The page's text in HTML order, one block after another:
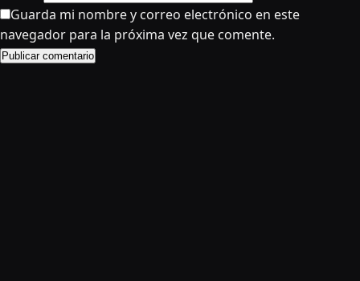
Guarda mi nombre y correo electrónico en este
navegador para la próxima vez que comente.
Publicar comentario